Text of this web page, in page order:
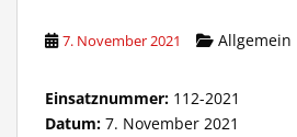
7. November 2021 Allgemein
Einsatznummer: 112-2021
Datum: 7. November 2021